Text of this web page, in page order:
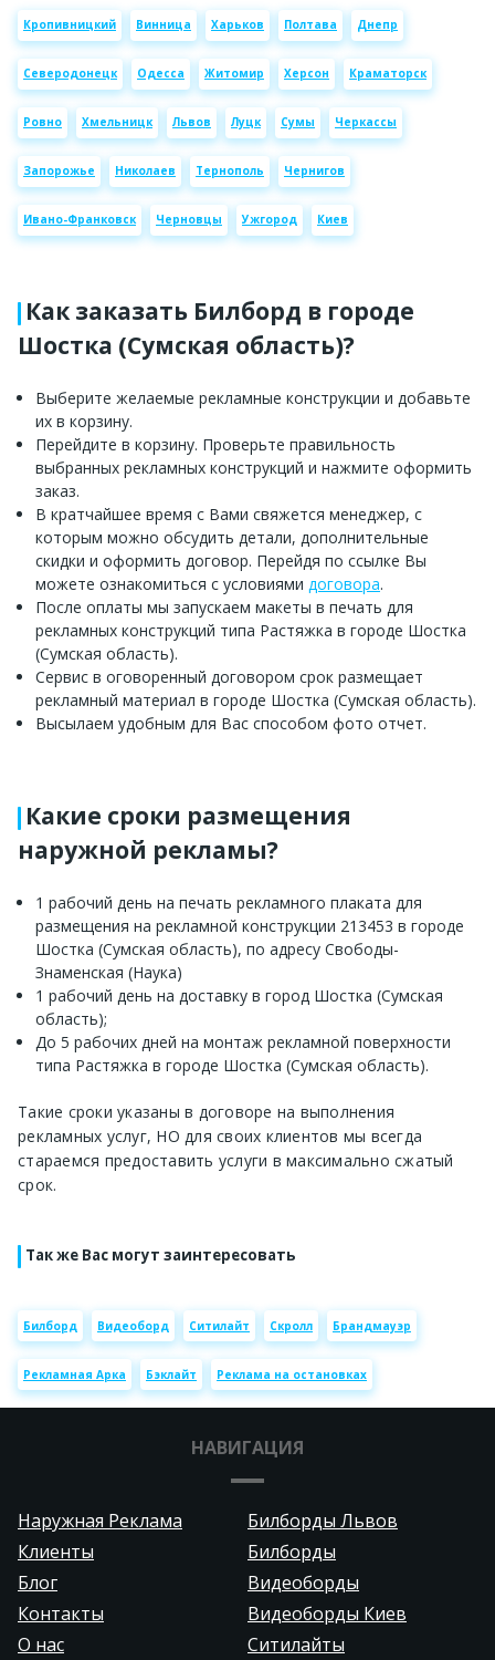
Кропивницкий Винница Харьков Полтава Днепр
Северодонецк Одесса Житомир Херсон Краматорск
Ровно Хмельницк Львов Луцк Сумы Черкассы
Запорожье Николаев Тернополь Чернигов
Ивано-Франковск Черновцы Ужгород Киев
Как заказать Билборд в городе
Шостка (Сумская область)?
Выберите желаемые рекламные конструкции и добавьте
их в корзину.
Перейдите в корзину. Проверьте правильность
выбранных рекламных конструкций и нажмите оформить
заказ.
В кратчайшее время с Вами свяжется менеджер, с
которым можно обсудить детали, дополнительные
скидки и оформить договор. Перейдя по ссылке Вы
можете ознакомиться с условиями договора.
После оплаты мы запускаем макеты в печать для
рекламных конструкций типа Растяжка в городе Шостка
(Сумская область).
Сервис в оговоренный договором срок размещает
рекламный материал в городе Шостка (Сумская область).
Высылаем удобным для Вас способом фото отчет.
Какие сроки размещения
наружной рекламы?
1 рабочий день на печать рекламного плаката для
размещения на рекламной конструкции 213453 в городе
Шостка (Сумская область), по адресу Свободы-
Знаменская (Наука)
1 рабочий день на доставку в город Шостка (Сумская
область);
До 5 рабочих дней на монтаж рекламной поверхности
типа Растяжка в городе Шостка (Сумская область).
Такие сроки указаны в договоре на выполнения
рекламных услуг, НО для своих клиентов мы всегда
стараемся предоставить услуги в максимально сжатый
срок.
Так же Вас могут заинтересовать
Билборд Видеоборд Ситилайт Скролл Брандмауэр
Рекламная Арка Бэклайт Реклама на остановках
НАВИГАЦИЯ
Наружная Реклама
Билборды Львов
Клиенты
Билборды
Блог
Видеоборды
Контакты
Видеоборды Киев
О нас
Ситилайты